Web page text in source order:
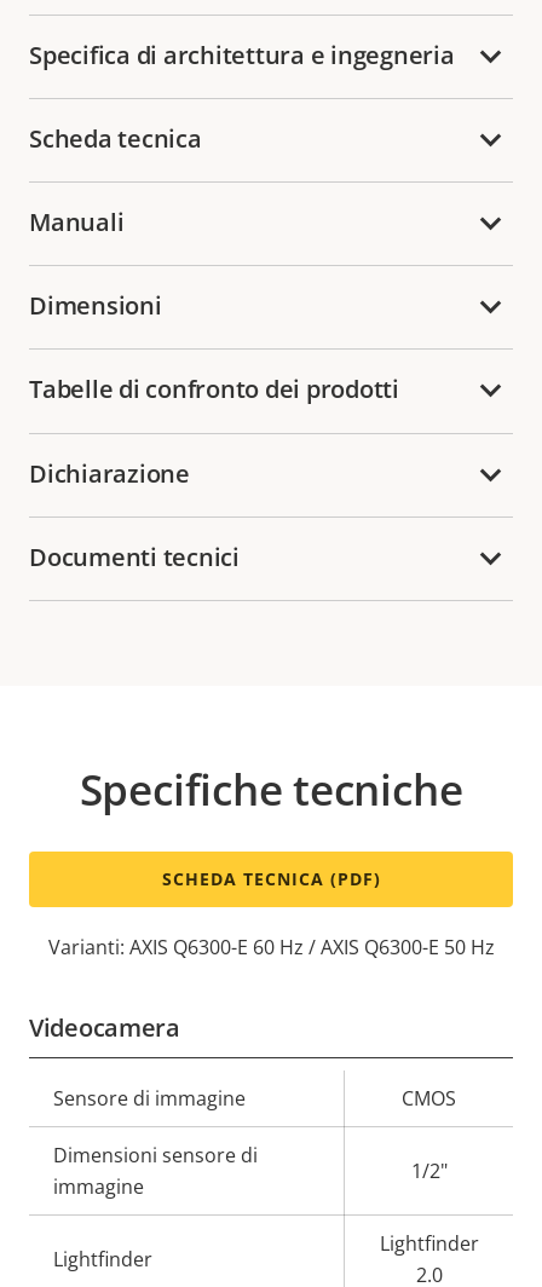
Specifica di architettura e ingegneria
Scheda tecnica
Manuali
Dimensioni
Tabelle di confronto dei prodotti
Dichiarazione
Documenti tecnici
Specifiche tecniche
SCHEDA TECNICA (PDF)
Varianti: AXIS Q6300-E 60 Hz / AXIS Q6300-E 50 Hz
Videocamera
Descrizione
della
proprietà
Valore
della
proprietà
Sensore di immagine CMOS
Dimensioni sensore di
immagine
1/2"
Lightfinder
Lightfinder
2.0